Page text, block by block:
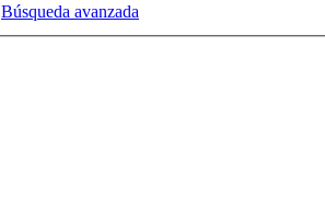
Búsqueda avanzada